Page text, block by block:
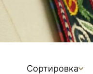
Сортировка